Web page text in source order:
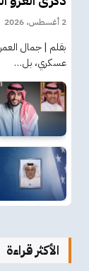
2 أغسطس، 2026
بقلم | جمال
عسكري، بل…
الأكثر قراءة